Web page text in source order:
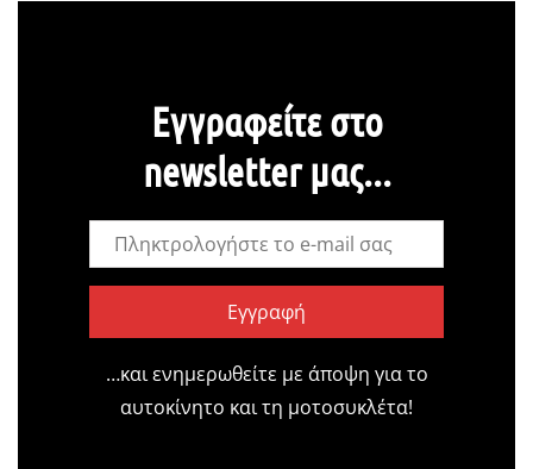
Εγγραφείτε στο
newsletter μας...
Εγγραφή
…και ενημερωθείτε με άποψη για το
αυτοκίνητο και τη μοτοσυκλέτα!